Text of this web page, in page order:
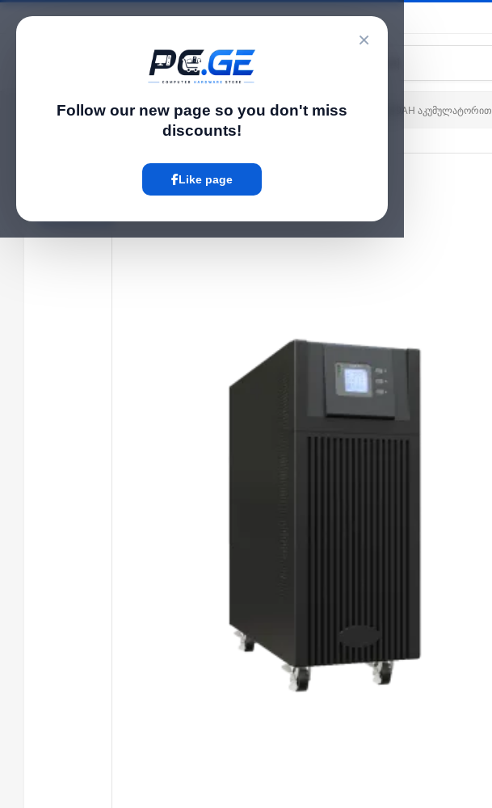
×
Follow our new page so you don't miss
discounts!
Like page
Catalog
UPS› უწყვეტი კვების წყარო (UPS) - 20KVA/18KW On-line Tower 3:3 ფაზა, 40x9AH აკუმულატორით
Hot